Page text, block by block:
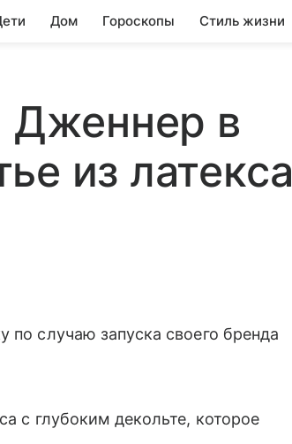
Дом Гороскопы Стиль жизни
Дженнер в
из латекса
случаю запуска своего бренда
с глубоким декольте, которое